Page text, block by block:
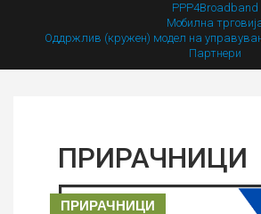
PPP4Broadband
Мобилна
Оддржлив (кружен) модел на
Партнери
ПРИРАЧНИЦИ
ПРИРАЧНИЦИ